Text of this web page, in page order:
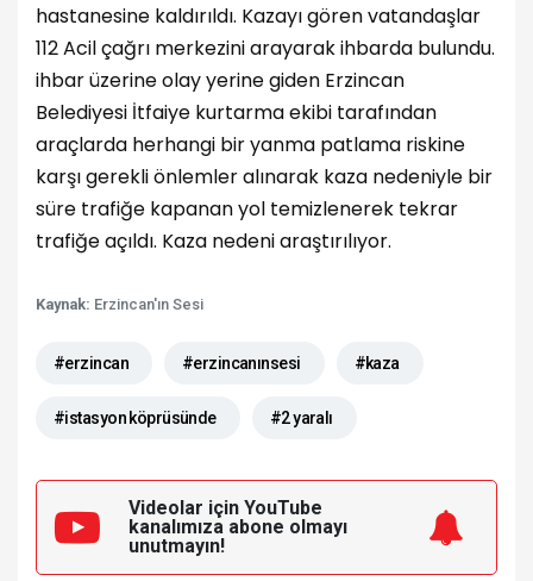
hastanesine kaldırıldı. Kazayı gören vatandaşlar
112 Acil çağrı merkezini arayarak ihbarda bulundu.
ihbar üzerine olay yerine giden Erzincan
Belediyesi İtfaiye kurtarma ekibi tarafından
araçlarda herhangi bir yanma patlama riskine
karşı gerekli önlemler alınarak kaza nedeniyle bir
süre trafiğe kapanan yol temizlenerek tekrar
trafiğe açıldı. Kaza nedeni araştırılıyor.
Kaynak: Erzincan'ın Sesi
#erzincan #erzincanınsesi #kaza
#istasyon köprüsünde #2 yaralı
Videolar için YouTube
kanalımıza abone olmayı
unutmayın!